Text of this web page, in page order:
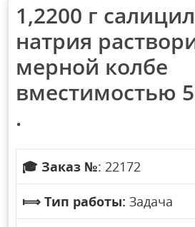
1,2200 г
натрия
мерной колбе
вместимостью
.
🎓 Заказ №: 22172
⟾ Тип работы: Задача